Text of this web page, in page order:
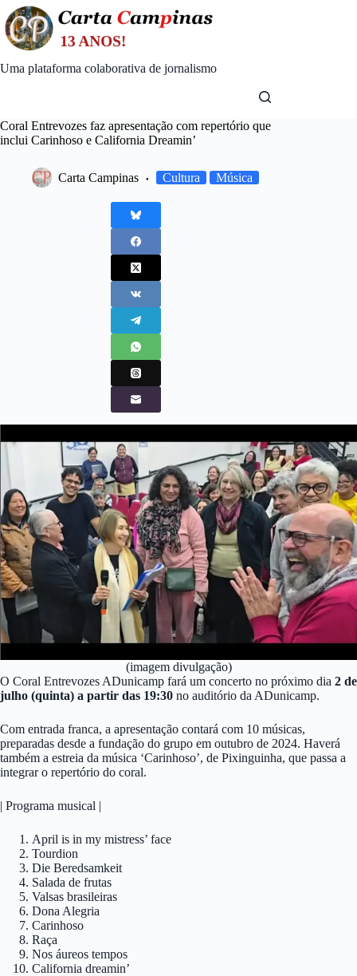
Skip
to
content
Uma plataforma colaborativa de jornalismo
Coral Entrevozes faz apresentação com repertório que
inclui Carinhoso e California Dreamin’
Carta Campinas Cultura Música
(imagem divulgação)
O Coral Entrevozes ADunicamp fará um concerto no próximo dia 2 de
julho (quinta) a partir das 19:30 no auditório da ADunicamp.
Com entrada franca, a apresentação contará com 10 músicas,
preparadas desde a fundação do grupo em outubro de 2024. Haverá
também a estreia da música ‘Carinhoso’, de Pixinguinha, que passa a
integrar o repertório do coral.
| Programa musical |
April is in my mistress’ face
Tourdion
Die Beredsamkeit
Salada de frutas
Valsas brasileiras
Dona Alegria
Carinhoso
Raça
Nos áureos tempos
California dreamin’